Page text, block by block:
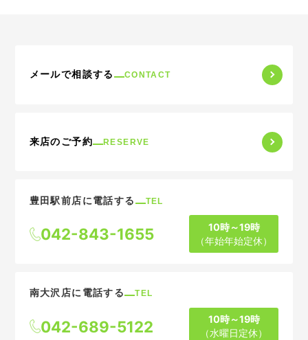
メールで相談する CONTACT
来店のご予約 RESERVE
豊田駅前店に電話する TEL
042-843-1655
10時～19時
（年始年始定休）
南大沢店に電話する TEL
042-689-5122
10時～19時
（水曜日定休）